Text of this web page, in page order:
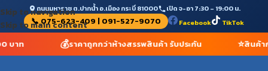
Skip to navigation
Skip to main content
ถนนมหาราช ต.ปากน้ำ อ.เมือง กระบี่ 81000 เปิด จ-อา 7:30 – 19:00 น.
📞 075-623-409 | 091-527-9070 Facebook TikTok
บาท 💰ราคาถูกกว่าห้างสรรพสินค้า รับประกัน ⭐สินค้า